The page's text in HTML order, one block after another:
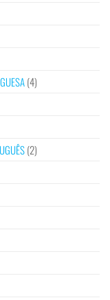
(4)
(2)